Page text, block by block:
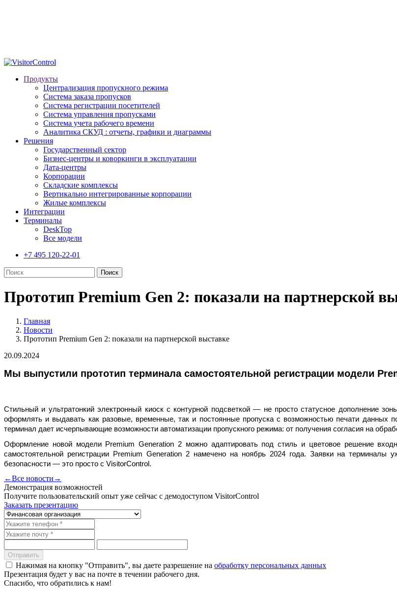
Продукты
Централизация пропускного режима
Система заказа пропусков
Система регистрации посетителей
Система управления пропусками
Система учета рабочего времени
Аналитика СКУД : отчеты, графики и диаграммы
Решения
Государственный сектор
Бизнес-центры и коворкинги в эксплуатации
Дата-центры
Корпорации
Складские комплексы
Вертикально интегрированные корпорации
Жилые комплексы
Интеграции
Терминалы
DeskTop
Все модели
+7 495 120-22-01
Прототип Premium Gen 2: показали на партнерской
Главная
Новости
Прототип Premium Gen 2: показали на партнерской выставке
20.09.2024
Мы выпустили прототип терминала самостоятельной регистрации модели
Стильный и ультратонкий электронный киоск с контурной подсветкой — не просто статусное дополнение
оформлять и выдавать как разовые, временные, так и постоянные пропуска с возможностью печати данных
терминал дает исчерпывающие возможности автоматизации пропускного режима: от получения согласия на
Оформление новой модели Premium Generation 2 можно адаптировать под стиль и цветовое решение
самостоятельной регистрации Premium Generation 2 намечено на ноябрь 2024 года. Заявки на
безопасности — это просто с VisitorControl.
←Все новости →
Демонстрация возможностей
Получите пользовательский опыт уже сейчас с демодоступом VisitorControl
Заказать презентацию
Отправить
Нажимая на кнопку "Отправить", вы даете разрешение на обработку персональных данных
Презентация будет у вас на почте в течении рабочего дня.
Спасибо, что обратились к нам!